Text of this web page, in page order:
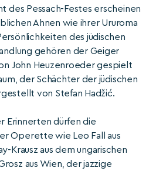
des Pessach-Festes erscheinen
Ahnen wie ihrer Ururoma
des jüdischen
gehören der Geiger
John Heuzenroeder gespielt
der Schächter der jüdischen
von Stefan Hadžić.
Erinnerten dürfen die
Operette wie Leo Fall aus
Krausz aus dem ungarischen
aus Wien, der jazzige